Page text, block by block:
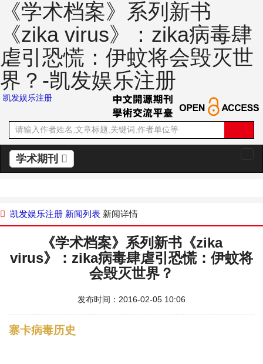
《学术档案》系列新书
《zika virus》：zika病毒肆
虐引恐慌：伊蚊将会毁灭世
界？-凯发娱乐注册
凯发娱乐注册
学术期刊
换
凯发娱乐注册 新闻列表 新闻详情
《学术档案》系列新书《zika
virus》：zika病毒肆虐引恐慌：伊蚊将
会毁灭世界？
发布时间：2016-02-05 10:06
寨卡病毒历史